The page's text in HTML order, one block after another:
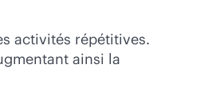
activités répétitives.
ainsi la